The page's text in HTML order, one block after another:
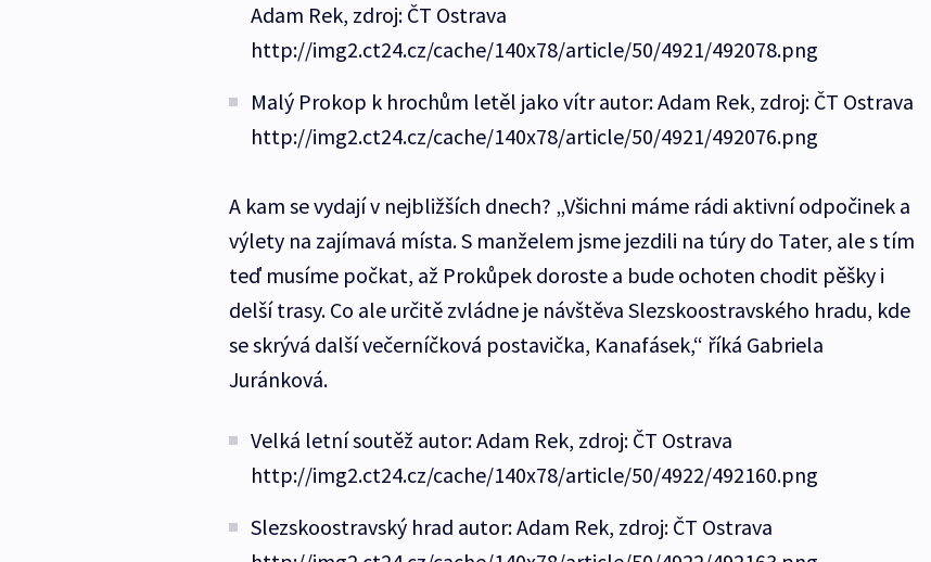
Adam Rek, zdroj: ČT Ostrava
http://img2.ct24.cz/cache/140x78/article/50/4921/492078.png
Malý Prokop k hrochům letěl jako vítr autor: Adam Rek, zdroj: ČT Ostrava
http://img2.ct24.cz/cache/140x78/article/50/4921/492076.png
A kam se vydají v nejbližších dnech? „Všichni máme rádi aktivní odpočinek a
výlety na zajímavá místa. S manželem jsme jezdili na túry do Tater, ale s tím
teď musíme počkat, až Prokůpek doroste a bude ochoten chodit pěšky i
delší trasy. Co ale určitě zvládne je návštěva Slezskoostravského hradu, kde
se skrývá další večerníčková postavička, Kanafásek,“ říká Gabriela
Juránková.
Velká letní soutěž autor: Adam Rek, zdroj: ČT Ostrava
http://img2.ct24.cz/cache/140x78/article/50/4922/492160.png
Slezskoostravský hrad autor: Adam Rek, zdroj: ČT Ostrava